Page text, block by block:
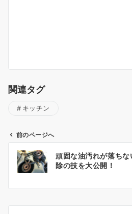
関連タグ
キッチン
ビ
前のページへ
頑固な油汚れが落ち
除の技を大公開！